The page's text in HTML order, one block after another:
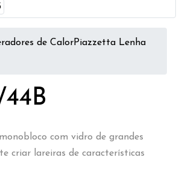
de CalorPiazzetta Lenha
com vidro de grandes
criar lareiras de características